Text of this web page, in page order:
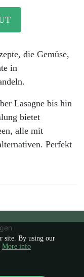
die Gemüse,
in
Lasagne bis hin
bietet
alle mit
Perfekt
site. By using our
More info